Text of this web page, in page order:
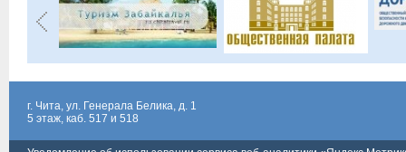
г. Чита, ул. Генерала Белика, д. 1
5 этаж, каб. 517 и 518